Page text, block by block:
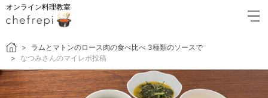
オンライン料理教室
ラムとマトンのロース肉の食べ比べ 3種類のソースで
なつみさんのマイレポ投稿